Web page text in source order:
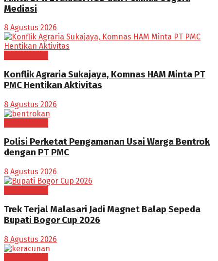
Mediasi
8 Agustus 2026
Konflik Agraria Sukajaya, Komnas HAM Minta PT
PMC Hentikan Aktivitas
8 Agustus 2026
Polisi Perketat Pengamanan Usai Warga Bentrok
dengan PT PMC
8 Agustus 2026
Trek Terjal Malasari Jadi Magnet Balap Sepeda
Bupati Bogor Cup 2026
8 Agustus 2026